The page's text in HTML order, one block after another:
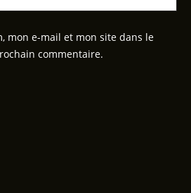
mon e-mail et mon site dans le
commentaire.